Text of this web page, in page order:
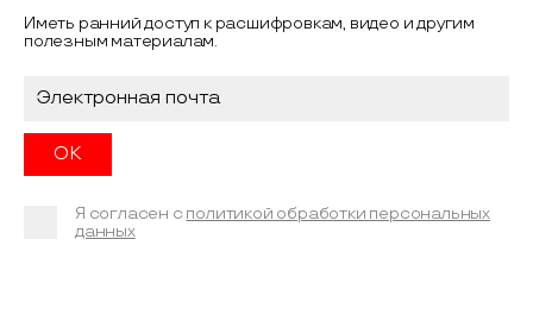
Иметь ранний доступ к расшифровкам, видео и другим
полезным материалам.
Я согласен с политикой обработки персональных
данных